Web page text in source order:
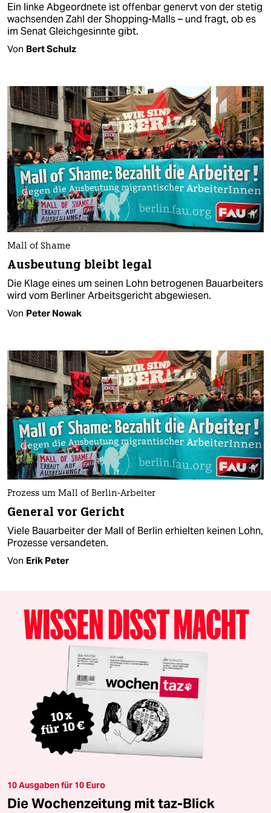
Ein linke Abgeordnete ist offenbar genervt von der stetig
wachsenden Zahl der Shopping-Malls – und fragt, ob es
im Senat Gleichgesinnte gibt.
Von Bert Schulz
Mall of Shame
Ausbeutung bleibt legal
Die Klage eines um seinen Lohn betrogenen Bauarbeiters
wird vom Berliner Arbeitsgericht abgewiesen.
Von Peter Nowak
Prozess um Mall of Berlin-Arbeiter
General vor Gericht
Viele Bauarbeiter der Mall of Berlin erhielten keinen Lohn,
Prozesse versandeten.
Von Erik Peter
10 Ausgaben für 10 Euro
Die Wochenzeitung mit taz-Blick